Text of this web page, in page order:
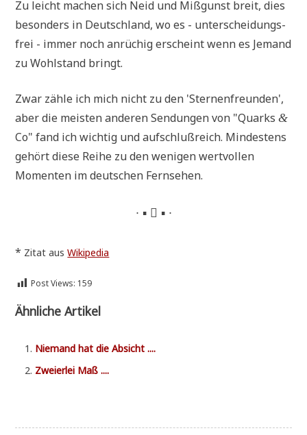
Zu leicht machen sich Neid und Miß­gunst breit, dies
beson­ders in Deutsch­land, wo es - unter­schei­dungs­
frei - immer noch anrü­chig erscheint wenn es Jemand
zu Wohl­stand bringt.
Zwar zäh­le ich mich nicht zu den 'Ster­nen­freun­den',
aber die mei­sten ande­ren Sen­dun­gen von "Quarks&
Co" fand ich wich­tig und auf­schluß­reich. Min­de­stens
gehört die­se Rei­he zu den weni­gen wert­vol­len
Momen­ten im deut­schen Fernsehen.
∙ ▪  ▪ ∙
* Zitat ausWiki­pe­dia
Post Views: 159
Ähnliche Artikel
Nie­mand hat die Absicht ....
Zwei­er­lei Maß ....